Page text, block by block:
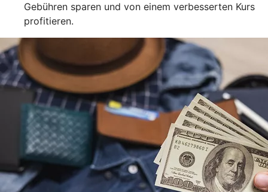
Gebühren sparen und von einem verbesserten Kurs
profitieren.